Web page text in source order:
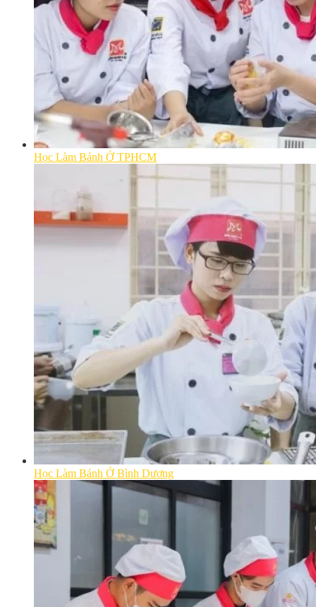
Học Làm Bánh Ở TPHCM
Học Làm Bánh Ở Bình Dương